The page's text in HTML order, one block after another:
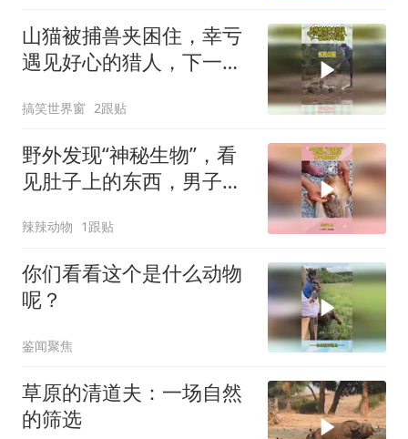
山猫被捕兽夹困住，幸亏
遇见好心的猎人，下一幕
搞笑世界窗 2跟贴
野外发现“神秘生物”，看
见肚子上的东西，男子直
辣辣动物 1跟贴
你们看看这个是什么动物
呢？
鉴闻聚焦
草原的清道夫：一场自然
的筛选